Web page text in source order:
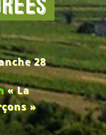
28
« La
»